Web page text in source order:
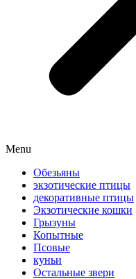
Menu
Обезьяны
экзотические птицы
декоративные птицы
Экзотические кошки
Грызуны
Копытные
Псовые
куньи
Остальные звери